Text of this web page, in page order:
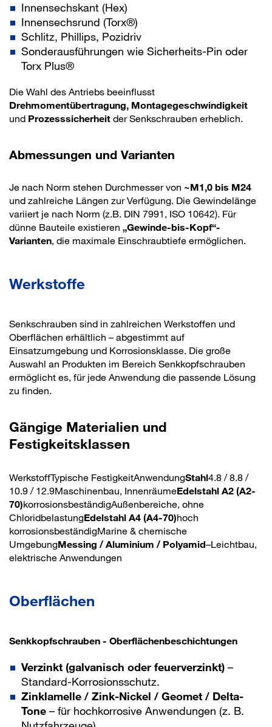
Innensechskant (Hex)
Innensechsrund (Torx®)
Schlitz, Phillips, Pozidriv
Sonderausführungen wie Sicherheits-Pin oder
Torx Plus®
Die Wahl des Antriebs beeinflusst
Drehmomentübertragung, Montagegeschwindigkeit
und Prozesssicherheit der Senkschrauben erheblich.
Abmessungen und Varianten
Je nach Norm stehen Durchmesser von ~M1,0 bis M24
und zahlreiche Längen zur Verfügung. Die Gewindelänge
variiert je nach Norm (z.B. DIN 7991, ISO 10642). Für
dünne Bauteile existieren „Gewinde-bis-Kopf“-
Varianten, die maximale Einschraubtiefe ermöglichen.
Werkstoffe
Senkschrauben sind in zahlreichen Werkstoffen und
Oberflächen erhältlich – abgestimmt auf
Einsatzumgebung und Korrosionsklasse. Die große
Auswahl an Produkten im Bereich Senkkopfschrauben
ermöglicht es, für jede Anwendung die passende Lösung
zu finden.
Gängige Materialien und
Festigkeitsklassen
WerkstoffTypische FestigkeitAnwendungStahl4.8 / 8.8 /
10.9 / 12.9Maschinenbau, InnenräumeEdelstahl A2 (A2-
70)korrosionsbeständigAußenbereiche, ohne
ChloridbelastungEdelstahl A4 (A4-70)hoch
korrosionsbeständigMarine & chemische
UmgebungMessing / Aluminium / Polyamid–Leichtbau,
elektrische Anwendungen
Oberflächen
Senkkopfschrauben - Oberflächenbeschichtungen
Verzinkt (galvanisch oder feuerverzinkt) –
Standard-Korrosionsschutz.
Zinklamelle / Zink-Nickel / Geomet / Delta-
Tone – für hochkorrosive Anwendungen (z. B.